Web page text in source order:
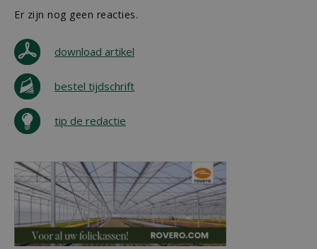
Er zijn nog geen reacties.
download artikel
bestel tijdschrift
tip de redactie